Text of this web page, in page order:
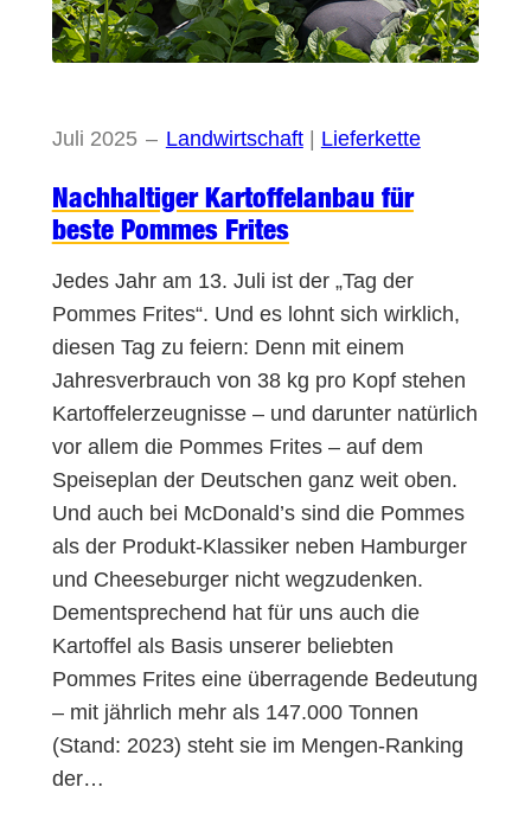
Juli 2025 – Landwirtschaft | Lieferkette
Nachhaltiger Kartoffelanbau für
beste Pommes Frites
Jedes Jahr am 13. Juli ist der „Tag der
Pommes Frites“. Und es lohnt sich wirklich,
diesen Tag zu feiern: Denn mit einem
Jahresverbrauch von 38 kg pro Kopf stehen
Kartoffelerzeugnisse – und darunter natürlich
vor allem die Pommes Frites – auf dem
Speiseplan der Deutschen ganz weit oben.
Und auch bei McDonald’s sind die Pommes
als der Produkt-Klassiker neben Hamburger
und Cheeseburger nicht wegzudenken.
Dementsprechend hat für uns auch die
Kartoffel als Basis unserer beliebten
Pommes Frites eine überragende Bedeutung
– mit jährlich mehr als 147.000 Tonnen
(Stand: 2023) steht sie im Mengen-Ranking
der…